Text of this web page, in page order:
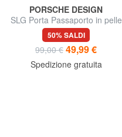
PORSCHE DESIGN
SLG Porta Passaporto in pelle
50% SALDI
99,00 € 49,99 €
Spedizione gratuita